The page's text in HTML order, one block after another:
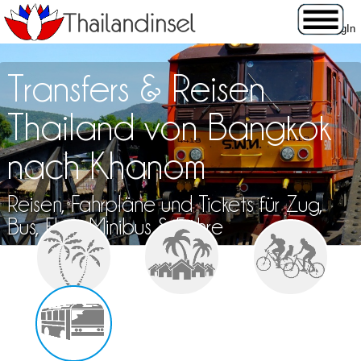
Transfers & Reisen
Thailand von Bangkok
nach Khanom
Reisen, Fahrpläne und Tickets für Zug,
Bus, Flug, Minibus & Fähre